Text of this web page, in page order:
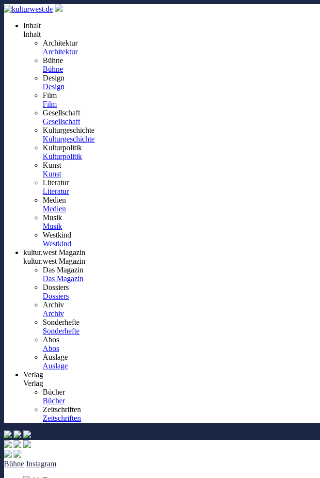
Inhalt
Inhalt
Architektur
Architektur
Bühne
Bühne
Design
Design
Film
Film
Gesellschaft
Gesellschaft
Kulturgeschichte
Kulturgeschichte
Kulturpolitik
Kulturpolitik
Kunst
Kunst
Literatur
Literatur
Medien
Medien
Musik
Musik
Westkind
Westkind
kultur.west Magazin
kultur.west Magazin
Das Magazin
Das Magazin
Dossiers
Dossiers
Archiv
Archiv
Sonderhefte
Sonderhefte
Abos
Abos
Auslage
Auslage
Verlag
Verlag
Bücher
Bücher
Zeitschriften
Zeitschriften
Bühne Instagram